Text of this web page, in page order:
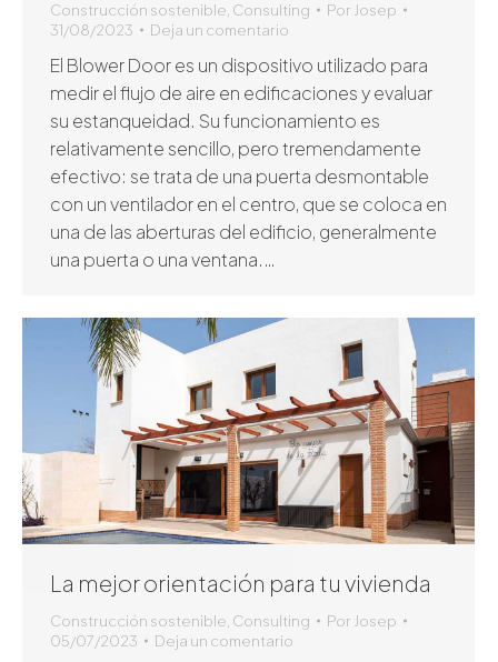
Construcción sostenible Consulting Por Josep
31/08/2023
Deja un comentario
El Blower Door es un dispositivo utilizado para
medir el flujo de aire en edificaciones y evaluar
su estanqueidad. Su funcionamiento es
relativamente sencillo, pero tremendamente
efectivo: se trata de una puerta desmontable
con un ventilador en el centro, que se coloca en
una de las aberturas del edificio, generalmente
una puerta o una ventana.…
La mejor orientación para tu vivienda
Construcción sostenible Consulting Por Josep
05/07/2023
Deja un comentario